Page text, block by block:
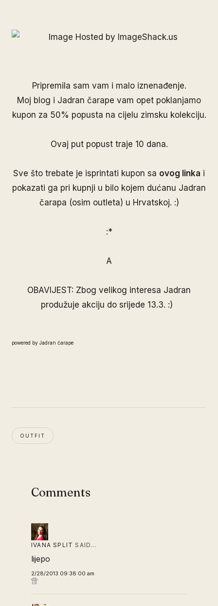
Pripremila sam vam i malo iznenađenje.
Moj blog i Jadran čarape vam opet poklanjamo
kupon za 50% popusta na cijelu zimsku kolekciju.
Ovaj put popust traje 10 dana.
Sve što trebate je isprintati kupon sa ovog linka i
pokazati ga pri kupnji u bilo kojem dućanu Jadran
čarapa (osim outleta) u Hrvatskoj. :)
:*
A
OBAVIJEST: Zbog velikog interesa Jadran
produžuje akciju do srijede 13.3. :)
powered by Jadran čarape
OUTFIT
Comments
IVANA SPLIT SAID…
lijepo
2/28/2013 09:38:00 am